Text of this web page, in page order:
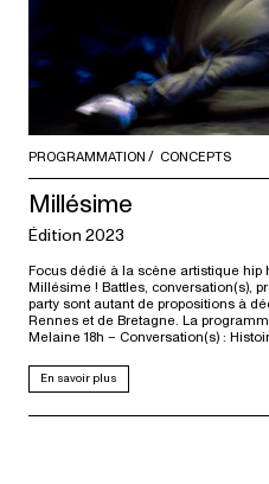
PROGRAMMATION CONCEPTS
Millésime
Édition 2023
Focus dédié à la scène artistique hip
Millésime ! Battles, conversation(s),
party sont autant de propositions à
Rennes et de Bretagne. La
Melaine 18h – Conversation(s) :
En savoir plus